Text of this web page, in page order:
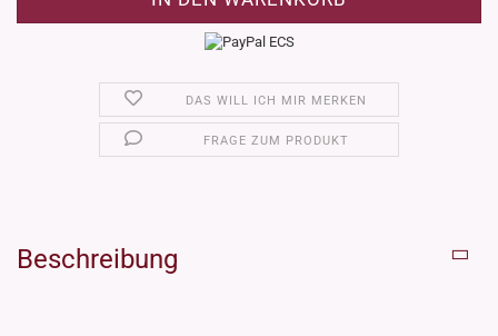
DAS WILL ICH MIR MERKEN
FRAGE ZUM PRODUKT
Beschreibung